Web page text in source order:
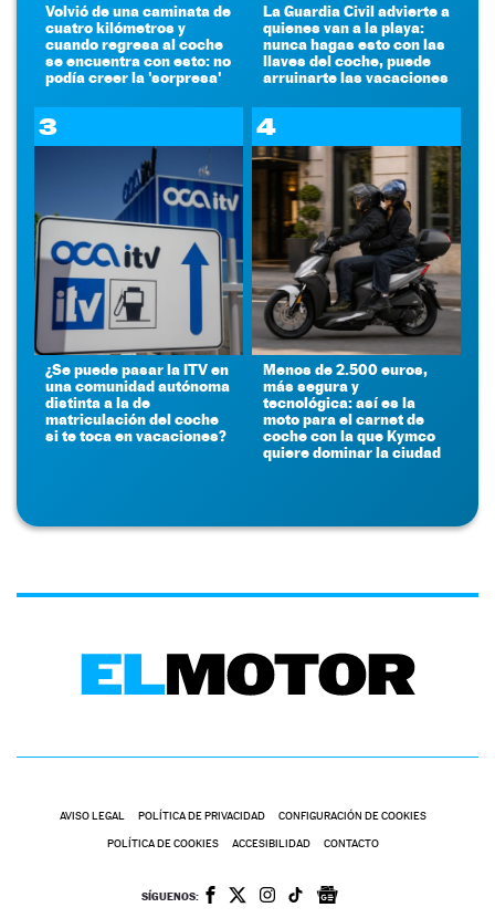
Volvió de una caminata de
cuatro kilómetros y
cuando regresa al coche
se encuentra con esto: no
podía creer la 'sorpresa'
La Guardia Civil advierte a
quienes van a la playa:
nunca hagas esto con las
llaves del coche, puede
arruinarte las vacaciones
3
¿Se puede pasar la ITV en
una comunidad autónoma
distinta a la de
matriculación del coche
si te toca en vacaciones?
4
Menos de 2.500 euros,
más segura y
tecnológica: así es la
moto para el carnet de
coche con la que Kymco
quiere dominar la ciudad
AVISO LEGAL POLÍTICA DE PRIVACIDAD CONFIGURACIÓN DE COOKIES
POLÍTICA DE COOKIES ACCESIBILIDAD CONTACTO
SÍGUENOS: